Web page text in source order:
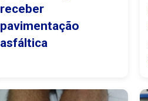
receber
pavimentação
asfáltica